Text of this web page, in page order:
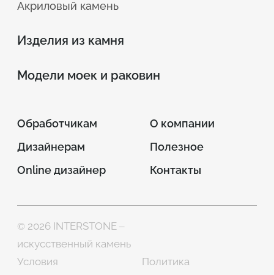
Акриловый камень
Изделия из камня
Модели моек и раковин
Обработчикам
Дизайнерам
Online дизайнер
О компании
Полезное
Контакты
© 2026 INTERSTONE –
искусственный камень
Условия
Политика